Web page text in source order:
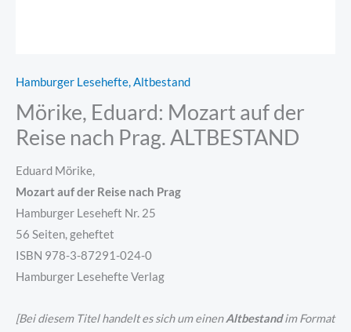
Hamburger Lesehefte, Altbestand
Mörike, Eduard: Mozart auf der
Reise nach Prag. ALTBESTAND
Eduard Mörike,
Mozart auf der Reise nach Prag
Hamburger Leseheft Nr. 25
56 Seiten, geheftet
ISBN 978-3-87291-024-0
Hamburger Lesehefte Verlag
[Bei diesem Titel handelt es sich um einenAltbestandim Format